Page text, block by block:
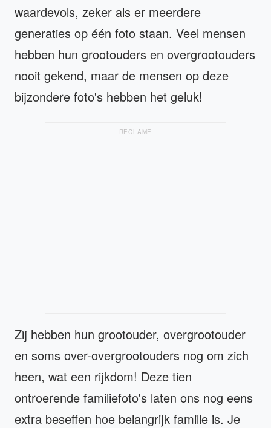
waardevols, zeker als er meerdere
generaties op één foto staan. Veel mensen
hebben hun grootouders en overgrootouders
nooit gekend, maar de mensen op deze
bijzondere foto's hebben het geluk!
RECLAME
Zij hebben hun grootouder, overgrootouder
en soms over-overgrootouders nog om zich
heen, wat een rijkdom! Deze tien
ontroerende familiefoto's laten ons nog eens
extra beseffen hoe belangrijk familie is. Je